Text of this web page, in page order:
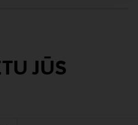
00150, Helsinki, Finland
JŪS